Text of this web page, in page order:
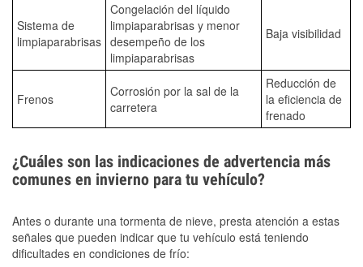
Sistema de
limpiaparabrisas
Congelación del líquido
limpiaparabrisas y menor
desempeño de los
limpiaparabrisas
Baja visibilidad
Frenos
Corrosión por la sal de la
carretera
Reducción de
la eficiencia de
frenado
¿Cuáles son las indicaciones de advertencia más
comunes en invierno para tu vehículo?
Antes o durante una tormenta de nieve, presta atención a estas
señales que pueden indicar que tu vehículo está teniendo
dificultades en condiciones de frío: